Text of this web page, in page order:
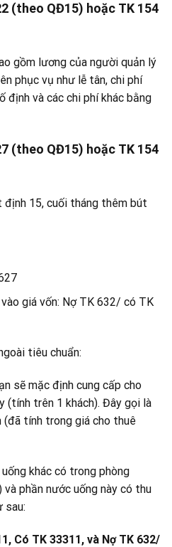
(theo QĐ15) hoặc TK 154
gồm lương của người quản lý
phục vụ như lễ tân, chi phí
định và các chi phí khác bằng
(theo QĐ15) hoặc TK 154
15, cuối tháng thêm bút
giá vốn: Nợ TK 632/ có TK
tiêu chuẩn:
sẽ mặc định cung cấp cho
(tính trên 1 khách). Đây gọi là
tính trong giá cho thuê
khác có trong phòng
phần nước uống này có thu
sau:
Có TK 33311, và Nợ TK 632/